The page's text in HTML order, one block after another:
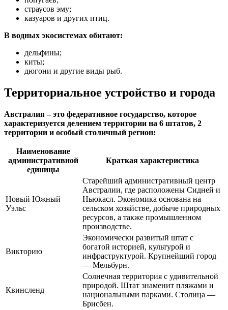
страусов эму;
казуаров и других птиц.
В водных экосистемах обитают:
дельфины;
киты;
дюгони и другие виды рыб.
Территориальное устройство и города
Австралия – это федеративное государство, которое
характеризуется делением территории на 6 штатов, 2
территории и особый столичный регион:
Наименование
административной
единицы
Краткая характеристика
Новый Южный
Уэльс
Старейший административный центр
Австралии, где расположены Сидней и
Ньюкасл. Экономика основана на
сельском хозяйстве, добыче природных
ресурсов, а также промышленном
производстве.
Викторию
Экономически развитый штат с
богатой историей, культурой и
инфраструктурой. Крупнейший город
— Мельбурн.
Квинсленд
Солнечная территория с удивительной
природой. Штат знаменит пляжами и
национальными парками. Столица —
Брисбен.